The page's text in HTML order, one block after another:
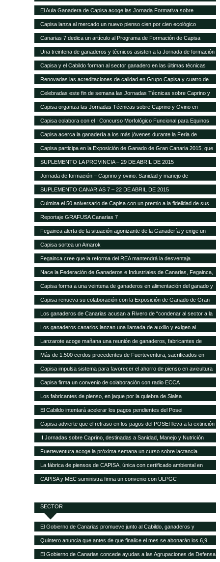
El Aula Ganadera de Capisa acoge las Jornada Formativa sobre
Avicultura de Puesta
Capisa lanza al mercado un nuevo pienso cien por cien ecológico
Canarias 7 dedica un artículo al Programa de Formación de Capisa
Una treintena de ganaderos y técnicos asisten a la Jornada de formación
en vacuno de Capisa y el Cabildo de Gran Canaria
Capisa y el Cabildo forman al sector ganadero en las últimas técnicas
mundiales de alimentación y manejo de vacuno
Renovadas las acreditaciones de calidad en Grupo Capisa y cuatro de
sus empresas
Celebradas este fin de semana las Jornadas Técnicas sobre Caprino y
Ovino de Uga
Capisa organiza las Jornadas Técnicas sobre Caprino y Ovino en
Lanzarote
Capisa colabora con el I Concurso Morfológico Funcional para Equinos
Capisa acerca la ganadería a los más jóvenes durante la Feria de
Ganado Selecto 2015
Capisa participa en la Exposición de Ganado de Gran Canaria 2015, que
contará con mil cabezas selectas de la isla
SUPLEMENTO LA PROVINCIA – 29 DE ABRIL DE 2015
Jornada de formación – Caprino y ovino: Sanidad y manejo de
alimentación
SUPLEMENTO CANARIAS 7 – 22 DE ABRIL DE 2015
Culmina el 50 aniversario de Capisa con un premio a la fidelidad de sus
clientes
Reportaje GRAFUSA Canarias 7
Fegainca alerta de la situación agonizante de la Ganadería y exige un
reparto más justo del Posei
Capisa sortea un Amarok
Fegainca cree que la reforma del REA mantendrá la desventaja
competitiva de la producción ganadera canaria
Nace la Federación de Ganaderos e Industriales de Canarias, Fegainca,
que por vez primera aglutina los intereses del sector en el Archipiélago
Capisa forma a una veintena de ganaderos en alimentación del ganado y
manejo de explotaciones
Capisa renueva su colaboración con la Exposición de Ganado de Gran
Canaria en su edición 2013
Los ganaderos de Canarias acusan a Rivero de “condenar al sector a la
desaparición con su desprecio”
Los ganaderos canarios lanzan una llamada de auxilio y exigen al
Gobierno que abone la ayuda de Estado del Posei
Lanzarote acoge mañana una reunión de ganaderos, fabricantes de
pienso y empresas transformadoras de leche para analizar la crisis del
sector
Más de 1.500 cerdos procedentes de Fuerteventura, sacrificados en
Gran Canaria por la mala gestión del matadero insular
Capisa impulsa sistema para favorecer el ahorro de pienso en avicultura
Capisa firma un convenio de colaboración con radio ECCA
Los fabricantes de pienso, en jaque por la quiebra de Sialsa
El Cabildo intentará acelerar los pagos pendientes del Posei
Capisa advierte que el retraso en los pagos del POSEI lleva a la extinción
al sector ganadero
II Jornadas sobre Caprino, destinadas a Sanidad, Manejo y Nutrición
Fuerteventura acoge la próxima semana un curso sobre lactancia
artificial en el sector caprino
La fábrica de piensos de CAPISA, única con certificado ambiental en
Canarias
CAPISA y MEC suministra firma un convenio con ULPGC
SECTOR
El Gobierno de Canarias promueve junto al Cabildo, ganaderos y
queseros de Tenerife el fomento de la producción local de forrajes
Quintero anuncia que antes de que finalice el mes se abonarán los 6,9
millones del POSEI adicional de la campaña 2015
El Gobierno de Canarias concede ayudas a las Agrupaciones de Defensa